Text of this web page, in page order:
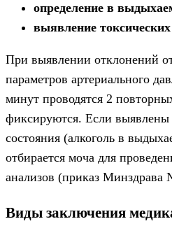
определение в
выявление
При выявлении отклонений
параметров артериального
минут проводятся 2
фиксируются. Если выявлены
состояния (алкоголь в
отбирается моча для
анализов (приказ Минздрава
Виды заключения